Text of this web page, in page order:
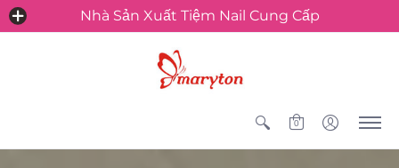
Nhà Sản Xuất Tiệm Nail Cung Cấp
0